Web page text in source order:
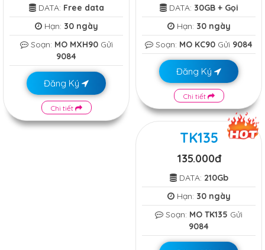
DATA: Free data
Hạn: 30 ngày
Soạn: MO MXH90Gửi
9084
Đăng Ký
Chi tiết
DATA: 30GB + Gọi
Hạn: 30 ngày
Soạn: MO KC90 Gửi 9084
Đăng Ký
Chi tiết
TK135
135.000đ
DATA: 210Gb
Hạn: 30 ngày
Soạn: MO TK135 Gửi
9084